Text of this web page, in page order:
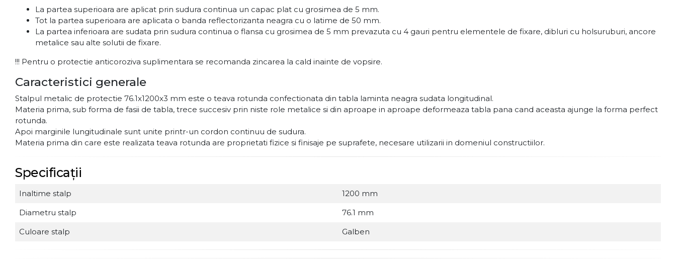
La partea superioara are aplicat prin sudura continua un capac plat cu grosimea de 5 mm.
Tot la partea superioara are aplicata o banda reflectorizanta neagra cu o latime de 50 mm.
La partea inferioara are sudata prin sudura continua o flansa cu grosimea de 5 mm prevazuta cu 4 gauri pentru elementele de fixare, dibluri cu holsuruburi, ancore
metalice sau alte solutii de fixare.
!!! Pentru o protectie anticoroziva suplimentara se recomanda zincarea la cald inainte de vopsire.
Caracteristici generale
Stalpul metalic de protectie 76.1x1200x3 mm este o teava rotunda confectionata din tabla laminta neagra sudata longitudinal.
Materia prima, sub forma de fasii de tabla, trece succesiv prin niste role metalice si din aproape in aproape deformeaza tabla pana cand aceasta ajunge la forma perfect
rotunda.
Apoi marginile lungitudinale sunt unite printr-un cordon continuu de sudura.
Materia prima din care este realizata teava rotunda are proprietati fizice si finisaje pe suprafete, necesare utilizarii in domeniul constructiilor.
Specificații
Inaltime stalp
1200 mm
Diametru stalp
76.1 mm
Culoare stalp
Galben